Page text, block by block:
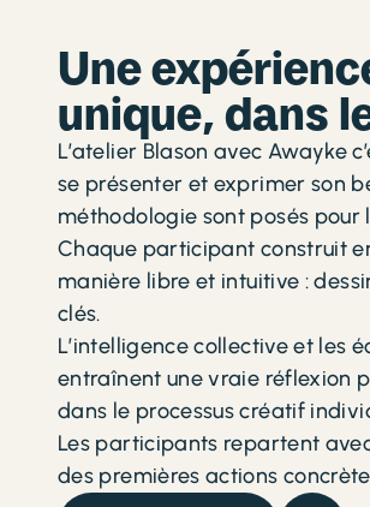
Une
unique, dans
L’atelier Blason avec Awayke
se présenter et exprimer son
méthodologie sont posés pour
Chaque participant construit
manière libre et intuitive :
clés.
L’intelligence collective et les
entraînent une vraie réflexion
dans le processus créatif
Les participants repartent
des premières actions